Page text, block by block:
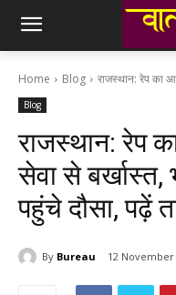
Home Blog राजस्थान: रेप का
Blog
राजस्थान: रेप
सेवा से बर्खास्त,
पहुंचे दौसा, पढ़ें
By Bureau 12 November